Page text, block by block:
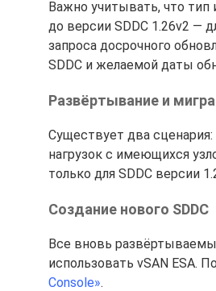
Важно учитывать, что тип
до версии SDDC 1.26v2 —
запроса досрочного
SDDC и желаемой даты
Развёртывание и
Существует два
нагрузок с имеющихся
только для SDDC версии
Создание нового SDDC
Все вновь
использовать vSAN ESA.
Console».